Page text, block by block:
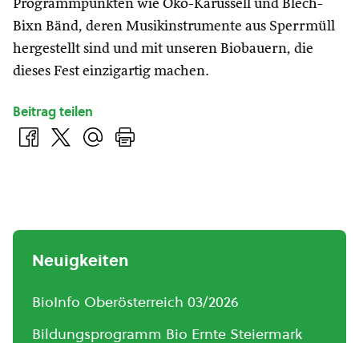
Programmpunkten wie Öko-Karussell und Blech-
Bixn Bänd, deren Musikinstrumente aus Sperrmüll
hergestellt sind und mit unseren Biobauern, die
dieses Fest einzigartig machen.
Beitrag teilen
Neuigkeiten
BioInfo Oberösterreich 03/2026
Bildungsprogramm Bio Ernte Steiermark